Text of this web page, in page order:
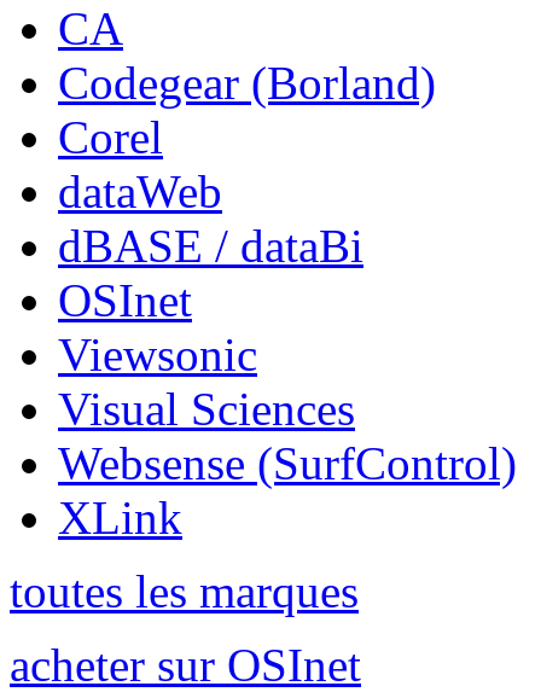
CA
Codegear (Borland)
Corel
dataWeb
dBASE / dataBi
OSInet
Viewsonic
Visual Sciences
Websense (SurfControl)
XLink
toutes les marques
acheter sur OSInet